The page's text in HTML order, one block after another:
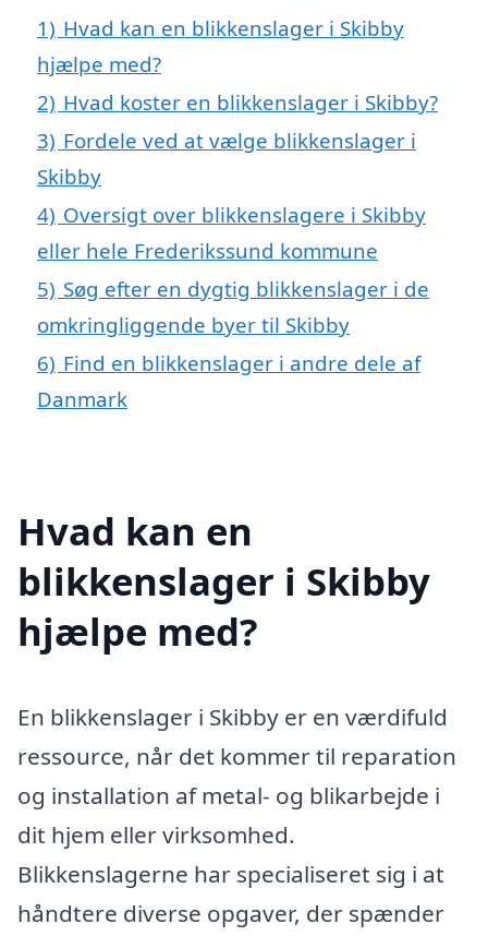
1) Hvad kan en blikkenslager i Skibby
hjælpe med?
2) Hvad koster en blikkenslager i Skibby?
3) Fordele ved at vælge blikkenslager i
Skibby
4) Oversigt over blikkenslagere i Skibby
eller hele Frederikssund kommune
5) Søg efter en dygtig blikkenslager i de
omkringliggende byer til Skibby
6) Find en blikkenslager i andre dele af
Danmark
Hvad kan en
blikkenslager i Skibby
hjælpe med?
En blikkenslager i Skibby er en værdifuld
ressource, når det kommer til reparation
og installation af metal- og blikarbejde i
dit hjem eller virksomhed.
Blikkenslagerne har specialiseret sig i at
håndtere diverse opgaver, der spænder